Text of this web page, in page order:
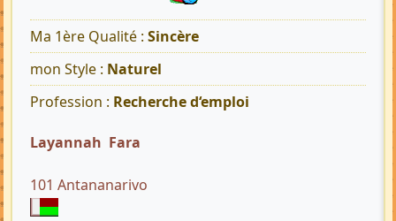
Ma 1ère Qualité : Sincère
mon Style : Naturel
Profession : Recherche d‘emploi
Layannah Fara
101 Antananarivo